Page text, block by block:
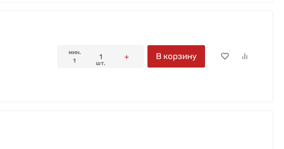
мин.
1
шт.
В корзину